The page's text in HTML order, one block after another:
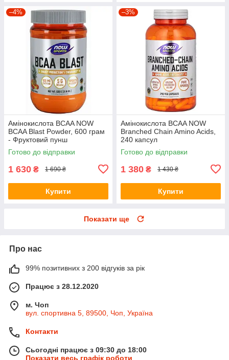
–4%
Амінокислота BCAA NOW
BCAA Blast Powder, 600 грам
- Фруктовий пунш
Готово до відправки
1 630 ₴ 1 690 ₴
Купити
–3%
Амінокислота BCAA NOW
Branched Chain Amino Acids,
240 капсул
Готово до відправки
1 380 ₴ 1 430 ₴
Купити
Показати ще
Про нас
99% позитивних з 200 відгуків за рік
Працює з 28.12.2020
м. Чоп
вул. спортивна 5, 89500, Чоп, Україна
Контакти
Сьогодні працює з 09:30 до 18:00
Показати весь графік роботи